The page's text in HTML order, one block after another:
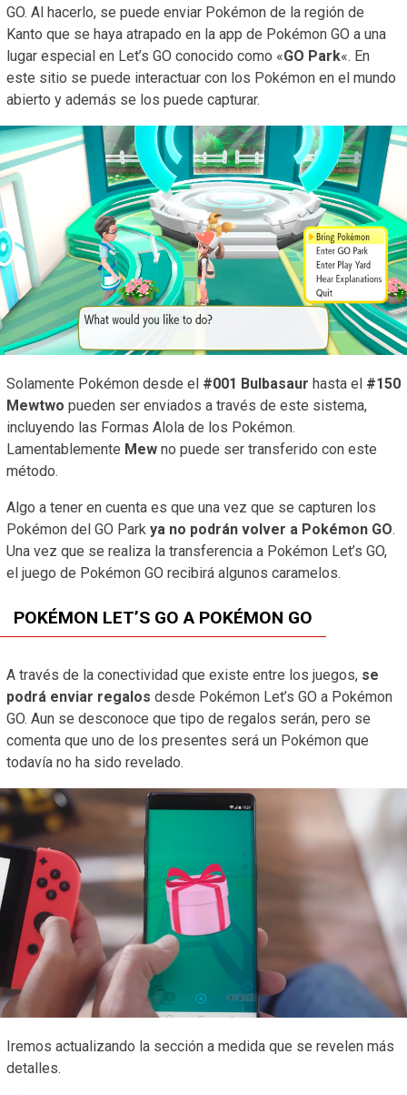
GO. Al hacerlo, se puede enviar Pokémon de la región de
Kanto que se haya atrapado en la app de Pokémon GO a una
lugar especial en Let’s GO conocido como «GO Park«. En
este sitio se puede interactuar con los Pokémon en el mundo
abierto y además se los puede capturar.
Solamente Pokémon desde el #001 Bulbasaur hasta el #150
Mewtwo pueden ser enviados a través de este sistema,
incluyendo las Formas Alola de los Pokémon.
Lamentablemente Mew no puede ser transferido con este
método.
Algo a tener en cuenta es que una vez que se capturen los
Pokémon del GO Park ya no podrán volver a Pokémon GO.
Una vez que se realiza la transferencia a Pokémon Let’s GO,
el juego de Pokémon GO recibirá algunos caramelos.
POKÉMON LET’S GO A POKÉMON GO
A través de la conectividad que existe entre los juegos, se
podrá enviar regalos desde Pokémon Let’s GO a Pokémon
GO. Aun se desconoce que tipo de regalos serán, pero se
comenta que uno de los presentes será un Pokémon que
todavía no ha sido revelado.
Iremos actualizando la sección a medida que se revelen más
detalles.